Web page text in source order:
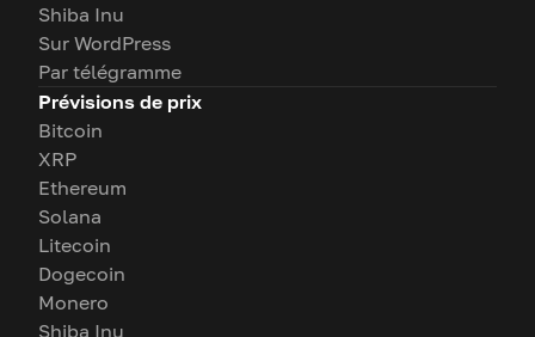
Shiba Inu
Sur WordPress
Par télégramme
Prévisions de prix
Bitcoin
XRP
Ethereum
Solana
Litecoin
Dogecoin
Monero
Shiba Inu